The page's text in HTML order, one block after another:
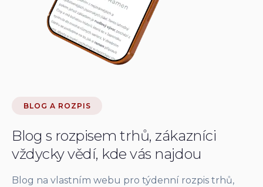
BLOG A ROZPIS
Blog s rozpisem trhů, zákazníci
vždycky vědí, kde vás najdou
Blog na vlastním webu pro týdenní rozpis trhů,